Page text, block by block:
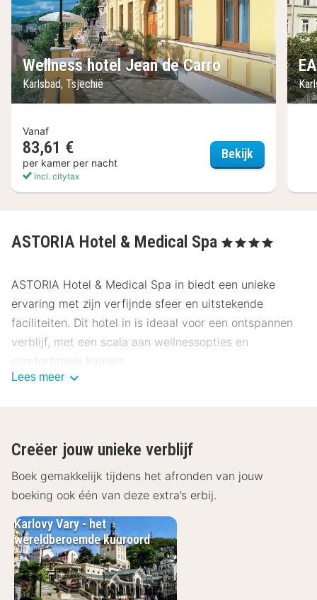
Wellness hotel Jean de Carro
Karlsbad, Tsjechië
Vanaf
83,61 €
per kamer per nacht
incl. citytax
Bekijk
ASTORIA Hotel & Medical Spa , 4 Sterren
ASTORIA Hotel & Medical Spa in biedt een unieke
ervaring met zijn verfijnde sfeer en uitstekende
faciliteiten. Dit hotel in is ideaal voor een ontspannen
verblijf, met een scala aan wellnessopties en
comfortabele kamers.
Geniet van de nabijheid van culturele
bezienswaardigheden en prachtige natuur. Met
openbaar vervoer zoals bus en trein binnen
verkennen een fluitje van een cent.
Museum XYZ: 200 meter
Hoofdplein: 400 meter
Historisch Park: 600 meter
Lees meer
Creëer jouw unieke verblijf
Boek gemakkelijk tijdens het afronden van jouw
boeking ook één van deze extra’s erbij.
Karlovy Vary - het
wereldberoemde kuuroord